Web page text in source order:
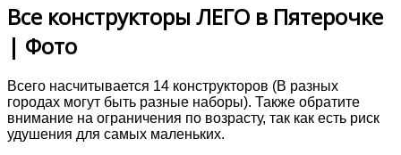
Все конструкторы ЛЕГО в Пятерочке
| Фото
Всего насчитывается 14 конструкторов (В разных
городах могут быть разные наборы). Также обратите
внимание на ограничения по возрасту, так как есть риск
удушения для самых маленьких.